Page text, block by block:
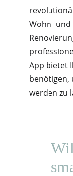
Wohn- und
App bietet
benötigen,
werden zu